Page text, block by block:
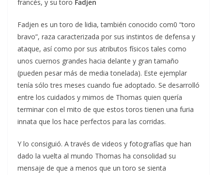
francés, y su toro Fadjen
Fadjen es un toro de lidia, también conocido com0 “toro
bravo”, raza caracterizada por sus instintos de defensa y
ataque, así como por sus atributos físicos tales como
unos cuernos grandes hacia delante y gran tamaño
(pueden pesar más de media tonelada). Este ejemplar
tenía sólo tres meses cuando fue adoptado. Se desarrolló
entre los cuidados y mimos de Thomas quien quería
terminar con el mito de que estos toros tienen una furia
innata que los hace perfectos para las corridas.
Y lo consiguió. A través de videos y fotografías que han
dado la vuelta al mundo Thomas ha consolidad su
mensaje de que a menos que un toro se sienta